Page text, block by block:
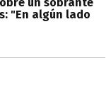
un sobrante
"En algún lado